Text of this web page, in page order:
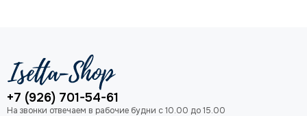
+7 (926) 701-54-61